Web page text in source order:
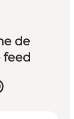
de
feed